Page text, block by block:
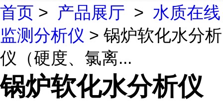
首页 > 产品展厅 > 水质在线
监测分析仪 > 锅炉软化水分析
仪（硬度、氯离...
锅炉软化水分析仪